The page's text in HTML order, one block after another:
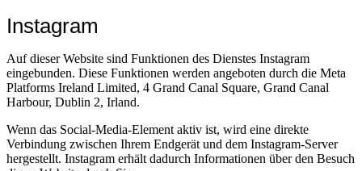
Instagram
Auf dieser Website sind Funktionen des Dienstes Instagram
eingebunden. Diese Funktionen werden angeboten durch die Meta
Platforms Ireland Limited, 4 Grand Canal Square, Grand Canal
Harbour, Dublin 2, Irland.
Wenn das Social-Media-Element aktiv ist, wird eine direkte
Verbindung zwischen Ihrem Endgerät und dem Instagram-Server
hergestellt. Instagram erhält dadurch Informationen über den Besuch